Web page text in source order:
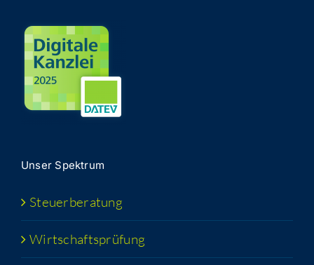
Unser Spek­trum
Steu­er­be­ra­tung
Wirt­schafts­prü­fung